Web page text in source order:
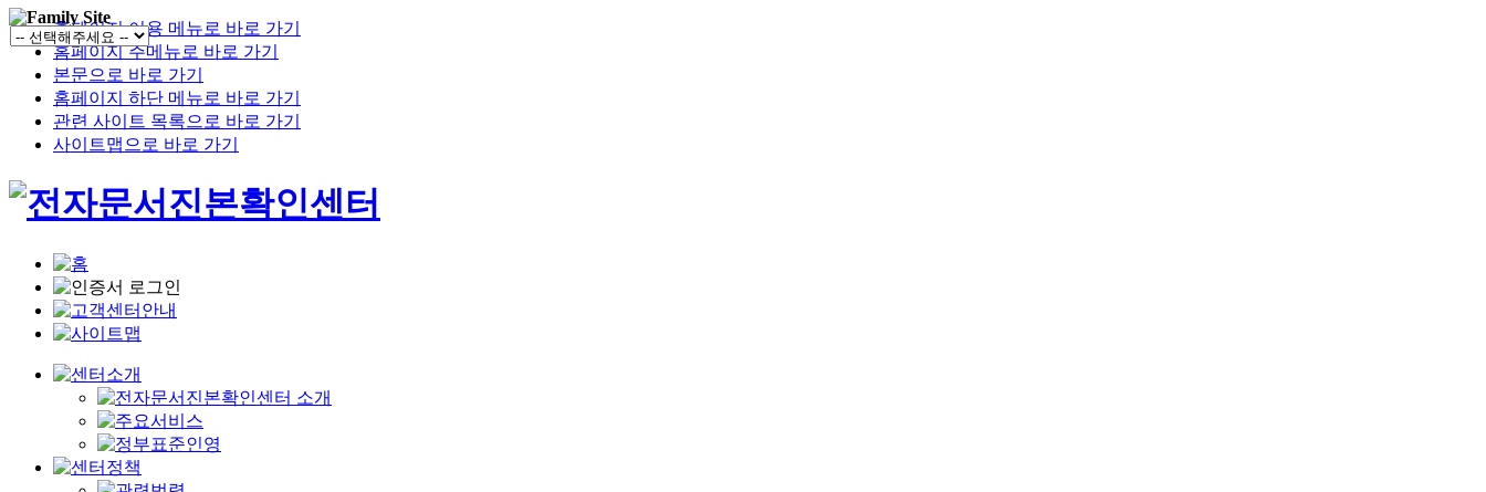
홈페이지 이용 메뉴로 바로 가기
홈페이지 주메뉴로 바로 가기
본문으로 바로 가기
홈페이지 하단 메뉴로 바로 가기
관련 사이트 목록으로 바로 가기
사이트맵으로 바로 가기